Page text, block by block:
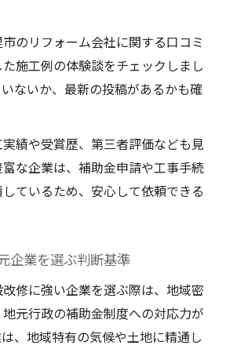
のリフォーム会社に関する口コミ
施工例の体験談をチェックしまし
ないか、最新の投稿があるかも確
績や受賞歴、第三者評価なども見
な企業は、補助金申請や工事手続
ているため、安心して依頼できる
企業を選ぶ判断基準
修に強い企業を選ぶ際は、地域密
元行政の補助金制度への対応力が
、地域特有の気候や土地に精通し